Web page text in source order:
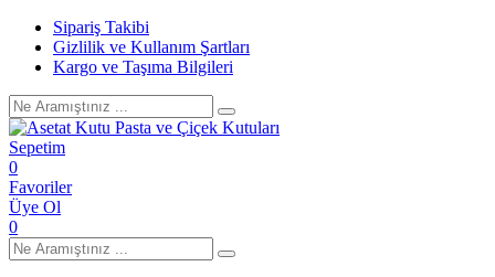
Sipariş Takibi
Gizlilik ve Kullanım Şartları
Kargo ve Taşıma Bilgileri
Sepetim
0
Favoriler
Üye Ol
0